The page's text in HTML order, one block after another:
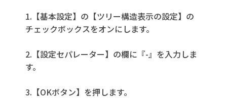
1.【基本設定】の【ツリー構造表示の設定】の
チェックボックスをオンにします。
2.【設定セパレーター】の欄に『-』を入力しま
す。
3.【OKボタン】を押します。